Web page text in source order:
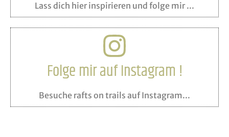
Lass dich hier inspirieren und folge mir ...
Folge mir auf Instagram !
Besuche rafts on trails auf Instagram...